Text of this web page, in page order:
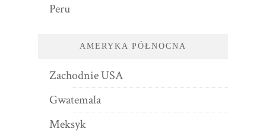
Peru
AMERYKA PÓŁNOCNA
Zachodnie USA
Gwatemala
Meksyk